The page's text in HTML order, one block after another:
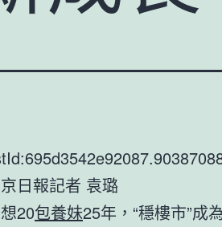
日報記者 袁璐
20包養妹25年，“穩樓市”成